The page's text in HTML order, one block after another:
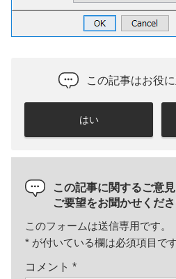
この記事はお役
はい
この記事に関するご意見
ご要望をお聞かせくださ
このフォームは送信専用です。
* が付いている欄は必須項目です
コメント *